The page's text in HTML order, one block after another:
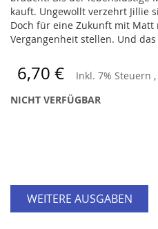
kauft. Ungewollt verzehrt Jillie
Doch für eine Zukunft mit Matt
Vergangenheit stellen. Und
6,70 € Inkl. 7% Steuern ,
NICHT VERFÜGBAR
WEITERE AUSGABEN